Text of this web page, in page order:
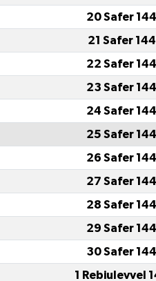
20 Safer
21 Safer
22 Safer
23 Safer
24 Safer
25 Safer
26 Safer
27 Safer
28 Safer
29 Safer
30 Safer
1 Rebiulevvel